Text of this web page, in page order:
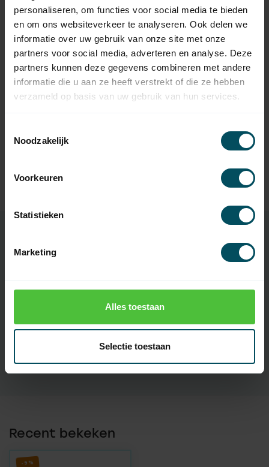
personaliseren, om functies voor social media te bieden
en om ons websiteverkeer te analyseren. Ook delen we
informatie over uw gebruik van onze site met onze
partners voor social media, adverteren en analyse. Deze
partners kunnen deze gegevens combineren met andere
informatie die u aan ze heeft verstrekt of die ze hebben
verzameld op basis van uw gebruik van hun services.
Noodzakelijk
Voorkeuren
Statistieken
Marketing
Alles toestaan
Selectie toestaan
Op voorraad
SOMFY
Somfy Sunis WireFree io
zonsensor
109,95
SOMFY
Somfy Thermis Wirefree io
Tahoma Box 66,95
Specificaties
EAN Code 3660849580292
1870594
Recent bekeken
-9%